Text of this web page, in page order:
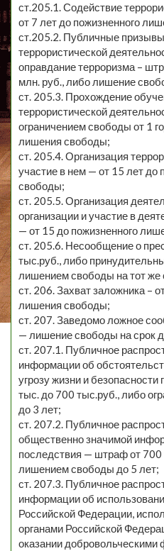
ст.205.1. Содействие
от 7 лет до пожизненного
ст.205.2. Публичные
террористической
оправдание терроризма –
млн. руб., либо лишение
ст. 205.3. Прохождение
террористической
ограничением свободы от 1
лишения свободы;
ст. 205.4. Организация
участие в нем — от 15 лет до
свободы;
ст. 205.5. Организация
организации и участие в
— от 15 до пожизненного
ст. 205.6. Несообщение о
тыс.руб., либо
лишением свободы на тот же
ст. 206. Захват заложника –
лишения свободы;
ст. 207. Заведомо ложное
— лишение свободы на срок
ст. 207.1. Публичное
информации об
угрозу жизни и
тыс. до 700 тыс.руб., либо
до 3 лет;
ст. 207.2. Публичное
общественно значимой
последствия — штраф от
лишением свободы до 5 лет;
ст. 207.3. Публичное
информации об
Российской Федерации,
органами Российской
оказании